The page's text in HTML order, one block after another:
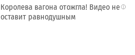
i
Королева вагона отожгла! Видео не
оставит равнодушным